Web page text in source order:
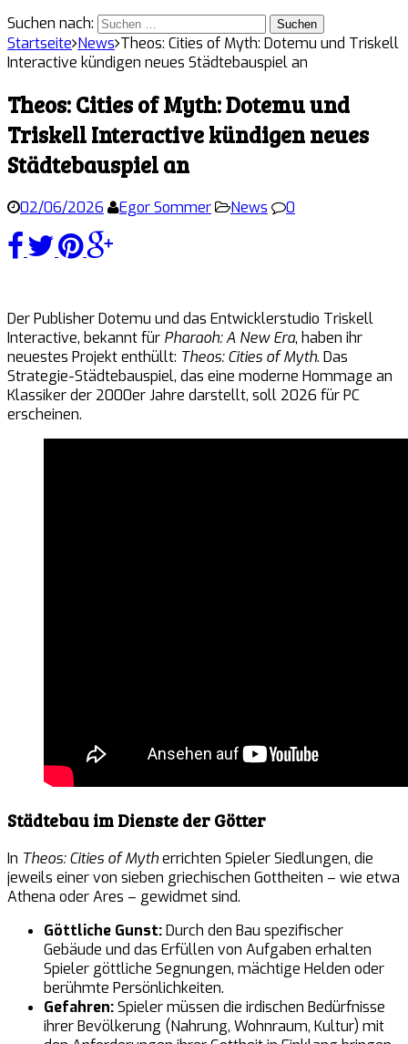
Suchen nach:
Startseite News Theos: Cities of Myth: Dotemu und Triskell
Interactive kündigen neues Städtebauspiel an
Theos: Cities of Myth: Dotemu und
Triskell Interactive kündigen neues
Städtebauspiel an
02/06/2026 Egor Sommer News 0
Der Publisher Dotemu und das Entwicklerstudio Triskell
Interactive, bekannt für Pharaoh: A New Era, haben ihr
neuestes Projekt enthüllt: Theos: Cities of Myth. Das
Strategie-Städtebauspiel, das eine moderne Hommage an
Klassiker der 2000er Jahre darstellt, soll 2026 für PC
erscheinen.
Städtebau im Dienste der Götter
In Theos: Cities of Mytherrichten Spieler Siedlungen, die
jeweils einer von sieben griechischen Gottheiten – wie etwa
Athena oder Ares – gewidmet sind.
Göttliche Gunst:Durch den Bau spezifischer
Gebäude und das Erfüllen von Aufgaben erhalten
Spieler göttliche Segnungen, mächtige Helden oder
berühmte Persönlichkeiten.
Gefahren:Spieler müssen die irdischen Bedürfnisse
ihrer Bevölkerung (Nahrung, Wohnraum, Kultur) mit